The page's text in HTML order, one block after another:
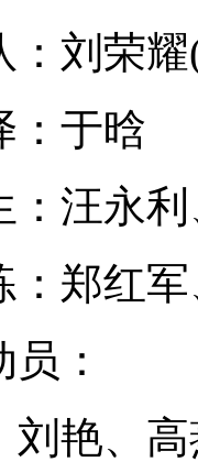
刘荣耀
于晗
汪永利
红军
：
、高